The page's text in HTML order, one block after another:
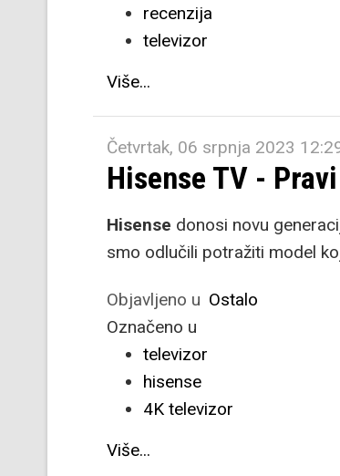
recenzija
televizor
Više...
Četvrtak, 06 srpnja 2023
Hisense TV -
Hisense donosi novu
smo odlučili potražiti model
Objavljeno u Ostalo
Označeno u
televizor
hisense
4K televizor
Više...